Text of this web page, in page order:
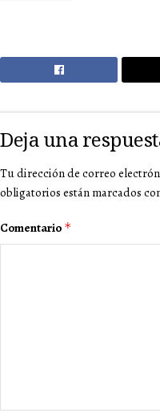
Deja una
Tu dirección de correo
obligatorios están marcados
Comentario *